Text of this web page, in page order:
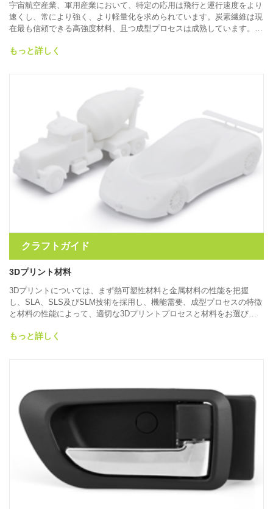
宇宙航空産業、軍用産業において、特定の応用は飛行と運行速度をより
速くし、常により強く、より軽量化を求められています。炭素繊維は現
在最も信頼できる高強度材料、且つ成型プロセスは成熟しています。
炭素繊維の部品を製造することができます。
もっと詳しく
クラフトガイド
3Dプリント材料
3Dプリントについては、まず熱可塑性材料と金属材料の性能を把握
し、SLA、SLS及びSLM技術を採用し、機能需要、成型プロセスの特徴
と材料の性能によって、適切な3Dプリントプロセスと材料をお選びい
もっと詳しく